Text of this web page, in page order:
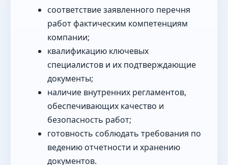
соответствие заявленного перечня
работ фактическим компетенциям
компании;
квалификацию ключевых
специалистов и их подтверждающие
документы;
наличие внутренних регламентов,
обеспечивающих качество и
безопасность работ;
готовность соблюдать требования по
ведению отчетности и хранению
документов.